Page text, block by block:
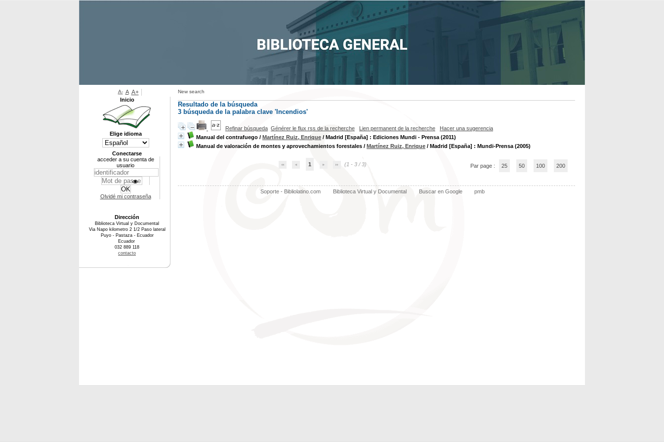
New search
Resultado de la búsqueda
3 búsqueda de la palabra clave 'Incendios'
Refinar búsqueda Générer le flux rss de la recherche Lien permanent de la recherche
Hacer una sugerencia
Manual del contrafuego / Martínez Ruiz, Enrique / Madrid [España] : Ediciones Mundi - Prensa (2011)
Manual de valoración de montes y aprovechamientos forestales / Martínez Ruiz, Enrique / Madrid [España] : Mundi-Prensa (2005)
1 (1 - 3 / 3) Par page : 25 50 100 200
Soporte - Bibliolatino.com Biblioteca Virtual y Documental Buscar en Google pmb
A- A A+
Inicio
Elige idioma
Conectarse
acceder a su cuenta de
usuario
Olvidé mi contraseña
Dirección
Biblioteca Virtual y Documental
Via Napo kilometro 2 1/2 Paso lateral
Puyo - Pastaza - Ecuador
Ecuador
032 889 118
contacto